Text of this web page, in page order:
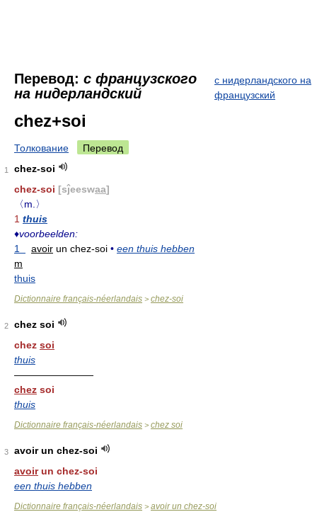
Перевод: с французского
на нидерландский
с нидерландского на
французский
chez+soi
Толкование Перевод
1
chez-soi
chez-soi [sĵeeswaa]
〈m.〉
1 thuis
♦voorbeelden:
1
avoir un chez-soi • een thuis hebben
m
thuis
Dictionnaire français-néerlandais > chez-soi
2
chez soi
chez soi
thuis
————————
chez soi
thuis
Dictionnaire français-néerlandais > chez soi
3
avoir un chez-soi
avoirun chez-soi
een thuis hebben
Dictionnaire français-néerlandais > avoir un chez-soi